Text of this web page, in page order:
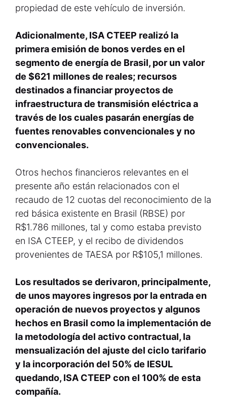
propiedad de este vehículo de inversión.
Adicionalmente, ISA CTEEP realizó la
primera emisión de bonos verdes en el
segmento de energía de Brasil, por un valor
de $621 millones de reales; recursos
destinados a financiar proyectos de
infraestructura de transmisión eléctrica a
través de los cuales pasarán energías de
fuentes renovables convencionales y no
convencionales.
Otros hechos financieros relevantes en el
presente año están relacionados con el
recaudo de 12 cuotas del reconocimiento de la
red básica existente en Brasil (RBSE) por
R$1.786 millones, tal y como estaba previsto
en ISA CTEEP, y el recibo de dividendos
provenientes de TAESA por R$105,1 millones.
Los resultados se derivaron, principalmente,
de unos mayores ingresos por la entrada en
operación de nuevos proyectos y algunos
hechos en Brasil como la implementación de
la metodología del activo contractual, la
mensualización del ajuste del ciclo tarifario
y la incorporación del 50% de IESUL
quedando, ISA CTEEP con el 100% de esta
compañía.